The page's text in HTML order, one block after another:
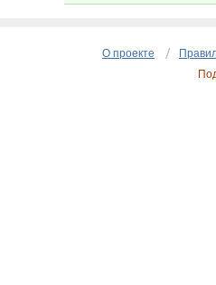
О проекте